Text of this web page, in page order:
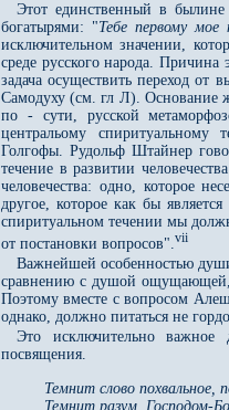
Этот единственный в
богатырями: "Тебе первому
исключительном значении,
среде русского народа.
задача осуществить переход
Самодуху (см. гл Л). Основание
по - сути, русской
центральому спиритуальному
Голгофы. Рудольф Штайнер
течение в развитии
человечества: одно, которое
другое, которое как бы
спиритуальном течении мы
от постановки вопросов". vii
Важнейшей особенностью
сравнению с душой ощущающей,
Поэтому вместе с вопросом
однако, должно питаться не
Это исключительно важное
посвящения.
Темнит слово похвальное,
Темнит разум, Господом-